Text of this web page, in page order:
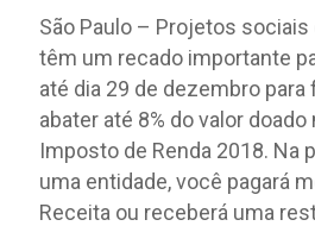
São Paulo – Projetos
têm um recado importante
até dia 29 de dezembro
abater até 8% do valor
Imposto de Renda 2018. Na
uma entidade, você pagará
Receita ou receberá uma